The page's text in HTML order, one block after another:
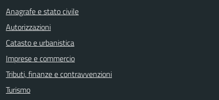
Anagrafe e stato civile
Autorizzazioni
Catasto e urbanistica
Imprese e commercio
Tributi, finanze e contravvenzioni
Turismo